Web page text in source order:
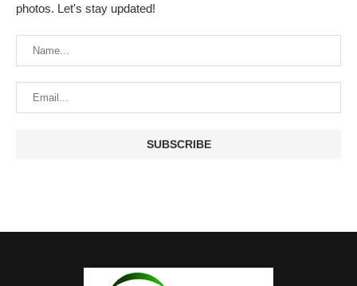
photos. Let's stay updated!